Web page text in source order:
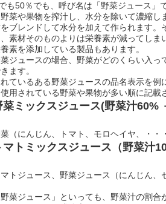
も50％でも、呼び名は「野菜ジュース」で
菜や果物を搾汁し、水分を除いて濃縮し
ブレンドして水分を加えて作られます
素材そのものよりは栄養素が減ってしま
素を添加している製品もあります。
ジュースの場合、野菜がどのくらい入
ます。
ているある野菜ジュースの品名表示を
用されている野菜や果物が多い順に記載
菜ミックスジュース(野菜汁60%
（にんじん、トマト、モロヘイヤ、・
トミックスジュース（野菜汁
トジュース、野菜ジュース（にんじん
菜ジュース」といっても、野菜汁の割